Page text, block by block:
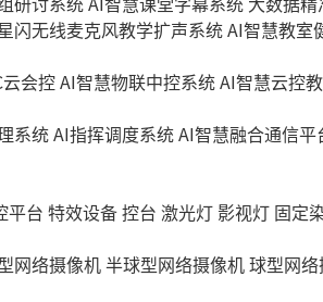
闪无线麦克风教学扩声系统AI智慧教室
会控AI智慧物联中控系统AI智慧云控
系统AI指挥调度系统AI智慧融合通信平
平台 特效设备控台 激光灯 影视灯 固定
网络摄像机半球型网络摄像机球型网